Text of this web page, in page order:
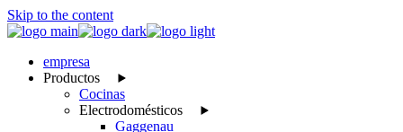
Skip to the content
empresa
Productos
Cocinas
Electrodomésticos
Gaggenau